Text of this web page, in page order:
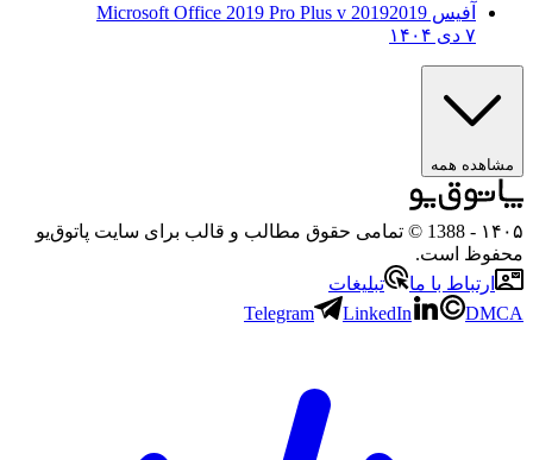
آفیس 20192019 Microsoft Office 2019 Pro Plus v
همه
- 1388 © تمامی حقوق مطالب و قالب برای سایت پاتوق‌یو
است.
با ما
تبلیغات
Telegram
LinkedIn